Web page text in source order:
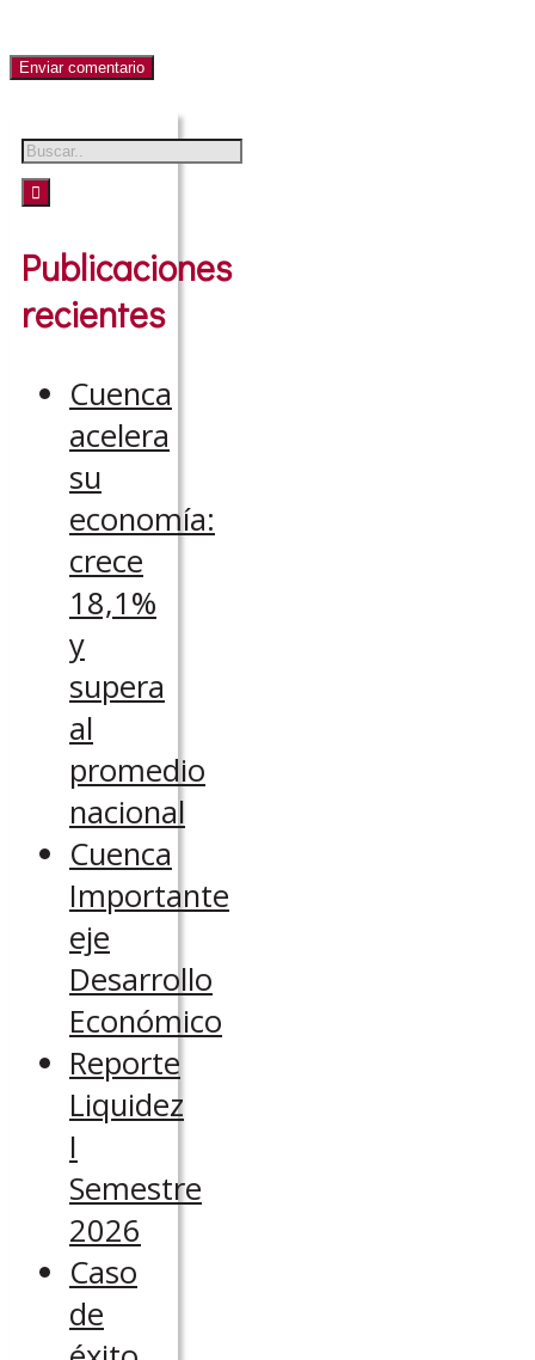
Publicaciones
recientes
Cuenca
acelera
su
economía:
crece
18,1%
y
supera
al
promedio
nacional
Cuenca
Importante
eje
Desarrollo
Económico
Reporte
Liquidez
I
Semestre
2026
Caso
de